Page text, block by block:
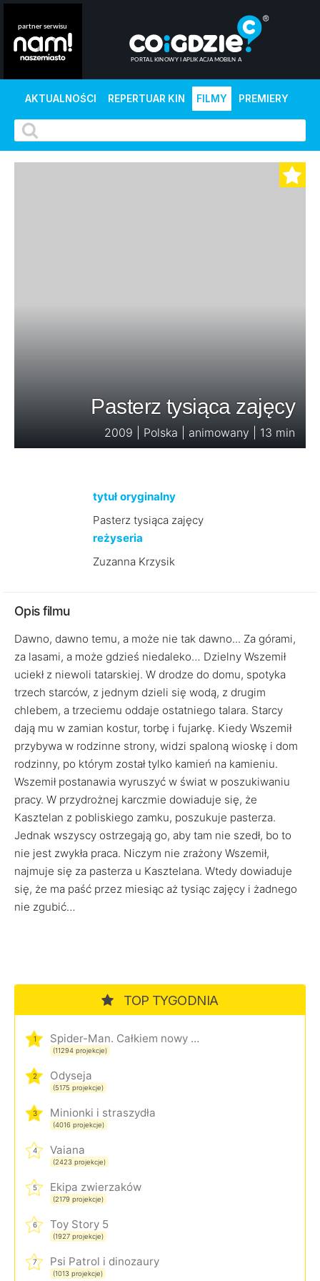
AKTUALNOŚCI REPERTUAR KIN FILMY PREMIERY
Pasterz tysiąca zajęcy
2009 | Polska | animowany | 13 min
tytuł oryginalny
Pasterz tysiąca zajęcy
reżyseria
Zuzanna Krzysik
Opis filmu
Dawno, dawno temu, a może nie tak dawno... Za górami,
za lasami, a może gdzieś niedaleko… Dzielny Wszemił
uciekł z niewoli tatarskiej. W drodze do domu, spotyka
trzech starców, z jednym dzieli się wodą, z drugim
chlebem, a trzeciemu oddaje ostatniego talara. Starcy
dają mu w zamian kostur, torbę i fujarkę. Kiedy Wszemił
przybywa w rodzinne strony, widzi spaloną wioskę i dom
rodzinny, po którym został tylko kamień na kamieniu.
Wszemił postanawia wyruszyć w świat w poszukiwaniu
pracy. W przydrożnej karczmie dowiaduje się, że
Kasztelan z pobliskiego zamku, poszukuje pasterza.
Jednak wszyscy ostrzegają go, aby tam nie szedł, bo to
nie jest zwykła praca. Niczym nie zrażony Wszemił,
najmuje się za pasterza u Kasztelana. Wtedy dowiaduje
się, że ma paść przez miesiąc aż tysiąc zajęcy i żadnego
nie zgubić…
TOP TYGODNIA
1 Spider-Man. Całkiem nowy dzień
(11294 projekcje)
2 Odyseja
(5175 projekcje)
3 Minionki i straszydła
(4016 projekcje)
4 Vaiana
(2423 projekcje)
5 Ekipa zwierzaków
(2179 projekcje)
6 Toy Story 5
(1927 projekcje)
7 Psi Patrol i dinozaury
(1013 projekcje)